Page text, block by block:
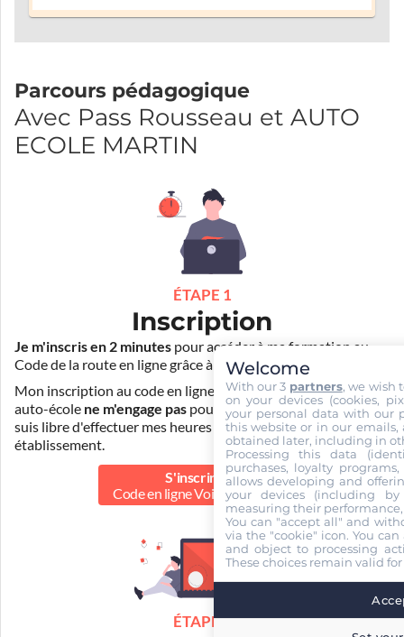
Parcours pédagogique
Avec Pass Rousseau et AUTO
ECOLE MARTIN
ÉTAPE 1
Inscription
Je m'inscris en 2 minutes pour accéder à ma formation au
Code de la route en ligne grâce à
Pass Rousseau Voiture
Mon inscription au code en ligne voiture auprès de mon
auto-école ne m'engage pas pour la suite de ma formation. Je
suis libre d'effectuer mes heures de conduite dans un autre
établissement.
S'inscrire au
Code en ligne Voiture 40.00 €
ÉTAPE 2
Welcome
With our 3 partners, we wish
on your devices (cookies,
your personal data with our
this website or in our emails,
obtained later, including in
Processing this data
purchases, loyalty
allows developing and
your devices (including
measuring their
You can "accept all" and
via the "cookie" icon. You
and object to processing
These choices remain valid